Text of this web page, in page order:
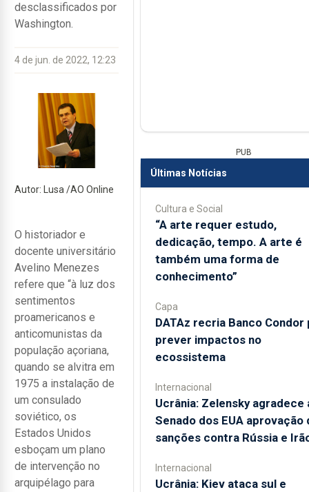
desclassificados por
Washington.
4 de jun. de 2022, 12:23
Autor: Lusa /AO Online
O historiador e
docente universitário
Avelino Menezes
refere que “à luz dos
sentimentos
proamericanos e
anticomunistas da
população açoriana,
quando se alvitra em
1975 a instalação de
um consulado
soviético, os
Estados Unidos
esboçam um plano
de intervenção no
arquipélago para
PUB
Últimas Notícias
Cultura e Social
“A arte requer estudo,
dedicação, tempo. A arte é
também uma forma de
conhecimento”
Capa
DATAz recria Banco Condor
prever impactos no
ecossistema
Internacional
Ucrânia: Zelensky agradece
Senado dos EUA aprovação
sanções contra Rússia e
Internacional
Ucrânia: Kiev ataca sul e